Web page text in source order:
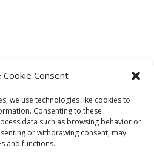
Cookie Consent
we use technologies like cookies to
Consenting to these
data such as browsing behavior or
or withdrawing consent, may
and functions.